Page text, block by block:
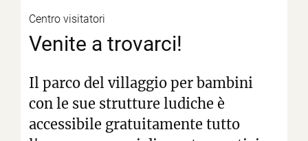
Centro visitatori
Venite a trovarci!
Il parco del villaggio per bambini
con le sue strutture ludiche è
accessibile gratuitamente tutto